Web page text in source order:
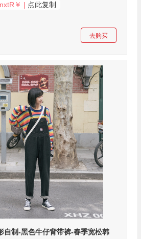
￥ | 点此复制
去购买
自制-黑色牛仔背带裤-春季宽松韩